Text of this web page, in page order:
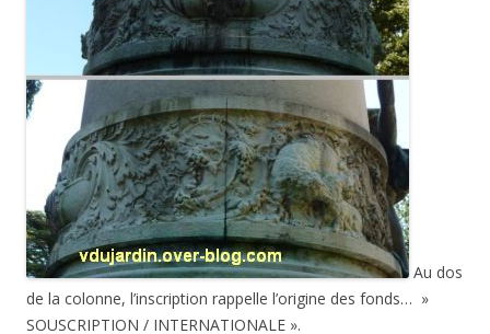
Au dos
de la colonne, l’inscription rappelle l’origine des fonds… »
SOUSCRIPTION / INTERNATIONALE ».